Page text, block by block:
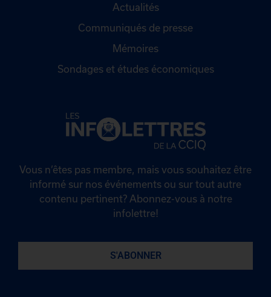
Actualités
Communiqués de presse
Mémoires
Sondages et études économiques
Vous n’êtes pas membre, mais vous souhaitez être
informé sur nos événements ou sur tout autre
contenu pertinent? Abonnez-vous à notre
infolettre!
S'ABONNER